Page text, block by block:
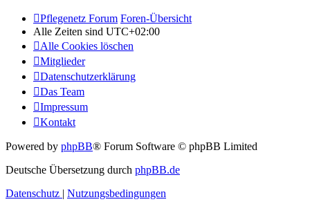
Pflegenetz Forum Foren-Übersicht
Alle Zeiten sind UTC+02:00
Alle Cookies löschen
Mitglieder
Datenschutzerklärung
Das Team
Impressum
Kontakt
Powered by phpBB® Forum Software © phpBB Limited
Deutsche Übersetzung durch phpBB.de
Datenschutz | Nutzungsbedingungen